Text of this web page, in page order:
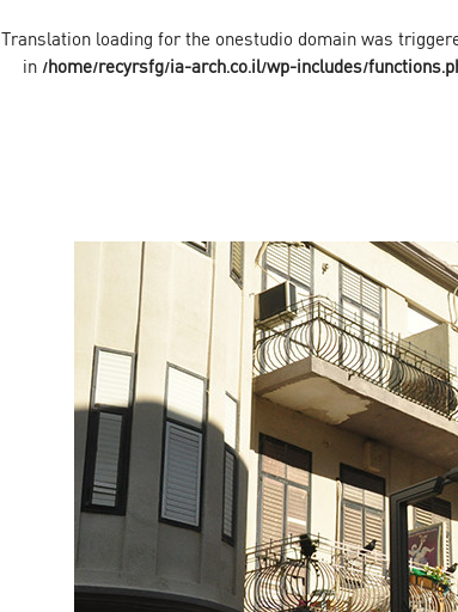
onestudio domain was
/home/recyrsfg/ia-arch.co.il/wp-includes/